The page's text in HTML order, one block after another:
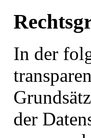
In der
der